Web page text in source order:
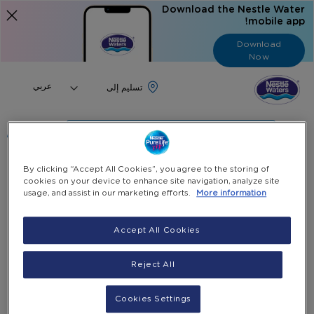
Download the Nestle Water
mobile app!
Download
Now
البحث
Language
عربي
الرئيسية منتجاتنا وخدماتنا حامل الأكواب
By clicking “Accept All Cookies”, you agree to the storing of
cookies on your device to enhance site navigation, analyze site
usage, and assist in our marketing efforts. More information
Reject All
Accept All Cookies
Cookies Settings